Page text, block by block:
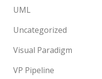
UML
Uncategorized
Visual Paradigm
VP Pipeline